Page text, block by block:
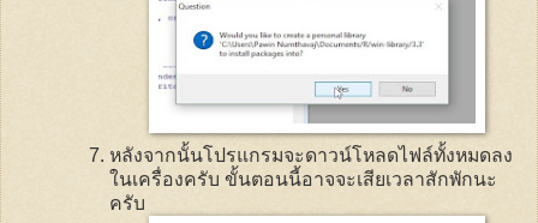
หลังจากนั้นโปรแกรมจะดาวน์โหลดไฟล์ทั้งหมดลง
ในเครื่องครับ ขั้นตอนนี้อาจจะเสียเวลาสักพักนะ
ครับ